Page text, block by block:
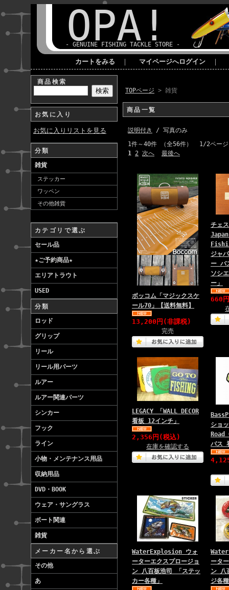
OPA!
- GENUINE FISHING TACKLE STORE -
カートをみる ｜ マイページへログイン ｜
商品検索
お気に入り
お気に入りリストを見る
分類
雑貨
ステッカー
ワッペン
その他雑貨
カテゴリで選ぶ
セール品
★ご予約商品★
エリアトラウト
USED
分類
ロッド
グリップ
リール
リール用パーツ
ルアー
ルアー関連パーツ
シンカー
フック
ライン
小物・メンテナンス用品
収納用品
DVD・BOOK
ウェア・サングラス
ボート関連
雑貨
メーカー名から選ぶ
その他
あ
TOPページ > 雑貨
商品一覧
説明付き
/ 写真のみ
1件～40件 （全56件） 1/2ページ
1 2 次へ 最後へ
ボッコム「マジックスケ
ール70」【送料無料】
13,200円(非課税)
完売
チェ
ジャ
ー バ
ソシ
ー」
660
LEGACY 「WALL DECOR
看板 12インチ」
2,356円(税込)
在庫を確認する
ショ
バス
WaterExplosion ウォ
ーターエクスプロージョ
ン 八百板浩司 「ステッ
カー各種」
ータ
ン 八
ジ各